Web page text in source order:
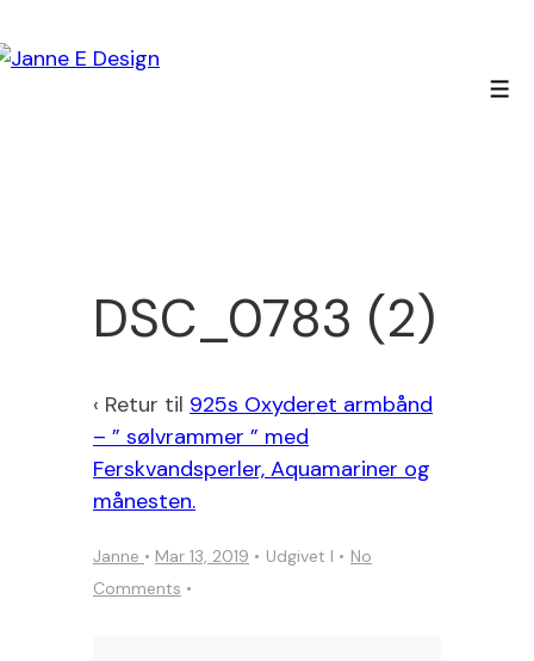
Hop
DSC_0783 (2)
‹ Retur til 925s Oxyderet armbånd
– ” sølvrammer ” med
Ferskvandsperler, Aquamariner og
månesten.
Janne • Mar 13, 2019 Udgivet I
No
Comments